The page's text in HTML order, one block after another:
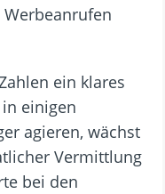
ein klares
einigen
agieren, wächst
Vermittlung
bei den